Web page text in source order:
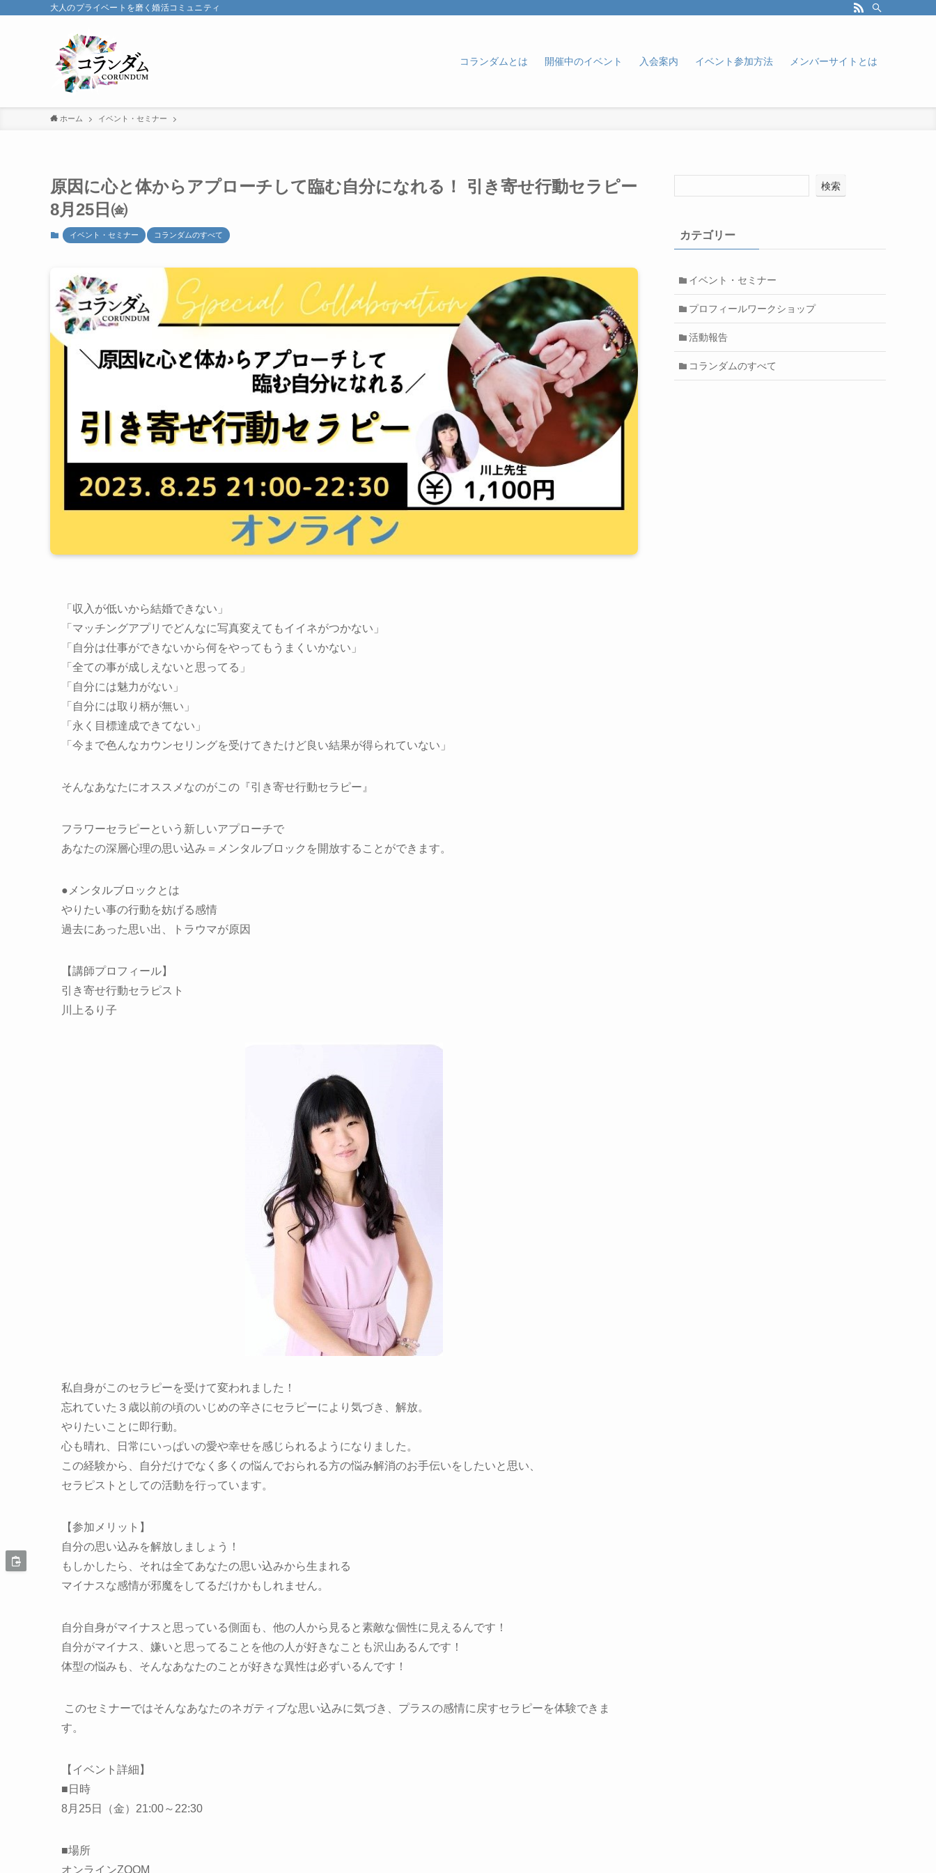
大人のプライベートを磨く婚活コミュニティ
コランダムとは 開催中のイベント 入会案内 イベント参加方法 メンバーサイトとは
ホーム イベント・セミナー
原因に心と体からアプローチして臨む自分になれる！ 引き寄せ行動セラピー
8月25日㈮
イベント・セミナー コランダムのすべて
「収入が低いから結婚できない」
「マッチングアプリでどんなに写真変えてもイイネがつかない」
「自分は仕事ができないから何をやってもうまくいかない」
「全ての事が成しえないと思ってる」
「自分には魅力がない」
「自分には取り柄が無い」
「永く目標達成できてない」
「今まで色んなカウンセリングを受けてきたけど良い結果が得られていない」
そんなあなたにオススメなのがこの『引き寄せ行動セラピー』
フラワーセラピーという新しいアプローチで
あなたの深層心理の思い込み＝メンタルブロックを開放することができます。
●メンタルブロックとは
やりたい事の行動を妨げる感情
過去にあった思い出、トラウマが原因
【講師プロフィール】
引き寄せ行動セラピスト
川上るり子
私自身がこのセラピーを受けて変われました！
忘れていた３歳以前の頃のいじめの辛さにセラピーにより気づき、解放。
やりたいことに即行動。
心も晴れ、日常にいっぱいの愛や幸せを感じられるようになりました。
この経験から、自分だけでなく多くの悩んでおられる方の悩み解消のお手伝いをしたいと思い、
セラピストとしての活動を行っています。
【参加メリット】
自分の思い込みを解放しましょう！
もしかしたら、それは全てあなたの思い込みから生まれる
マイナスな感情が邪魔をしてるだけかもしれません。
自分自身がマイナスと思っている側面も、他の人から見ると素敵な個性に見えるんです！
自分がマイナス、嫌いと思ってることを他の人が好きなことも沢山あるんです！
体型の悩みも、そんなあなたのことが好きな異性は必ずいるんです！
このセミナーではそんなあなたのネガティブな思い込みに気づき、プラスの感情に戻すセラピーを体験できま
す。
【イベント詳細】
■日時
8月25日（金）21:00～22:30
■場所
オンラインZOOM
検索
カテゴリー
イベント・セミナー
プロフィールワークショップ
活動報告
コランダムのすべて